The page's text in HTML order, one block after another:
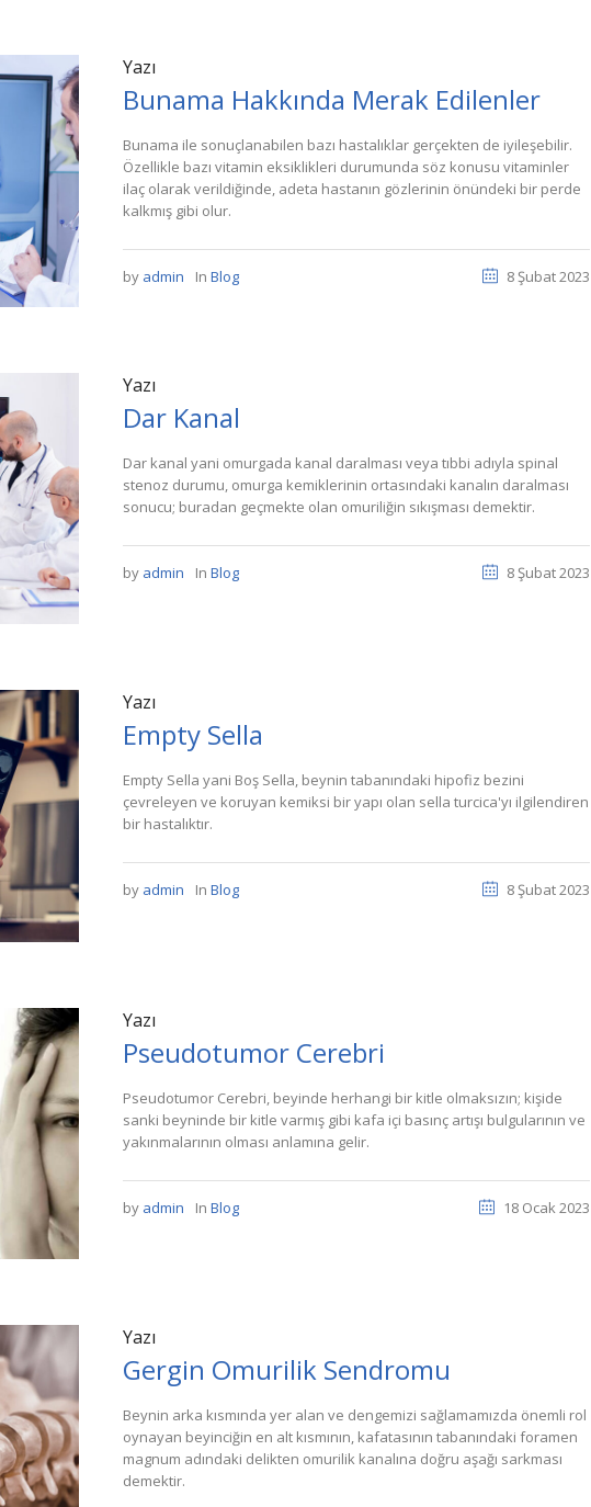
Yazı
Bunama Hakkında Merak Edilenler
Bunama ile sonuçlanabilen bazı hastalıklar gerçekten de iyileşebilir.
Özellikle bazı vitamin eksiklikleri durumunda söz konusu vitaminler
ilaç olarak verildiğinde, adeta hastanın gözlerinin önündeki bir perde
kalkmış gibi olur.
8 Şubat 2023
by admin In Blog
Yazı
Dar Kanal
Dar kanal yani omurgada kanal daralması veya tıbbi adıyla spinal
stenoz durumu, omurga kemiklerinin ortasındaki kanalın daralması
sonucu; buradan geçmekte olan omuriliğin sıkışması demektir.
8 Şubat 2023
by admin In Blog
Yazı
Empty Sella
Empty Sella yani Boş Sella, beynin tabanındaki hipofiz bezini
çevreleyen ve koruyan kemiksi bir yapı olan sella turcica'yı ilgilendiren
bir hastalıktır.
8 Şubat 2023
by admin In Blog
Yazı
Pseudotumor Cerebri
Pseudotumor Cerebri, beyinde herhangi bir kitle olmaksızın; kişide
sanki beyninde bir kitle varmış gibi kafa içi basınç artışı bulgularının ve
yakınmalarının olması anlamına gelir.
18 Ocak 2023
by admin In Blog
Yazı
Gergin Omurilik Sendromu
Beynin arka kısmında yer alan ve dengemizi sağlamamızda önemli rol
oynayan beyinciğin en alt kısmının, kafatasının tabanındaki foramen
magnum adındaki delikten omurilik kanalına doğru aşağı sarkması
demektir.